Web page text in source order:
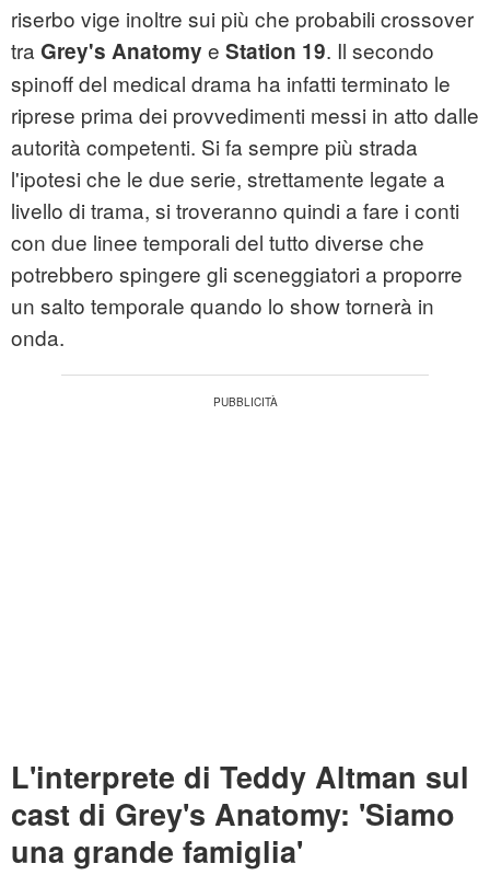
riserbo vige inoltre sui più che probabili crossover
tra Grey's Anatomy e Station 19. Il secondo
spinoff del medical drama ha infatti terminato le
riprese prima dei provvedimenti messi in atto dalle
autorità competenti. Si fa sempre più strada
l'ipotesi che le due serie, strettamente legate a
livello di trama, si troveranno quindi a fare i conti
con due linee temporali del tutto diverse che
potrebbero spingere gli sceneggiatori a proporre
un salto temporale quando lo show tornerà in
onda.
L'interprete di Teddy Altman sul
cast di Grey's Anatomy: 'Siamo
una grande famiglia'